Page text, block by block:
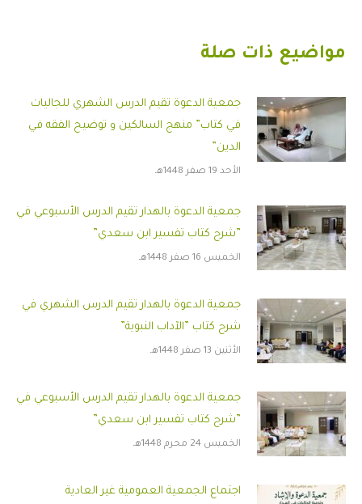
مواضيع ذات صلة
جمعية الدعوة تقيم الدرس الشهري للجاليات
في كتاب” منهج السالكين و توضيح الفقه في
الدين”
الأحد 19 صفر 1448هـ
جمعية الدعوة بالهدار تقيم الدرس الأسبوعي في
”شرح كتاب تفسير ابن سعدي”
الخميس 16 صفر 1448هـ
جمعية الدعوة بالهدار تقيم الدرس الشهري في
شرح كتاب ”الآداب النبوية”
الأثنين 13 صفر 1448هـ
جمعية الدعوة بالهدار تقيم الدرس الأسبوعي في
”شرح كتاب تفسير ابن سعدي”
الخميس 24 محرم 1448هـ
اجتماع الجمعية العمومية غير العادية